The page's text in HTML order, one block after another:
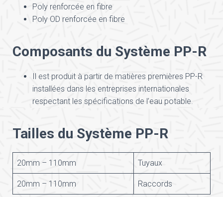
Poly renforcée en fibre
Poly OD renforcée en fibre
Composants du Système PP-R
Il est produit à partir de matières premières PP-R
installées dans les entreprises internationales
respectant les spécifications de l’eau potable.
Tailles du Système PP-R
20mm – 110mm Tuyaux
20mm – 110mm Raccords